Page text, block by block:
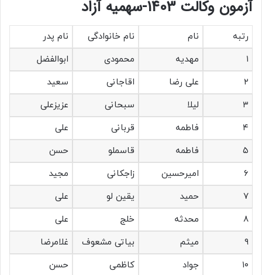
آزمون وکالت 1403-سهمیه آزاد
رتبه نام نام خانوادگی
نام پدر
۱
مهدیه محمودی
ابوالفضل
۲
علی رضا اقاجانی
سعید
۳
لیلا سبحانی
عزیزعلی
۴
فاطمه قربانی
علی
۵
فاطمه قاسملو
حسن
۶
امیرحسین زاجکانی
مجید
۷
حمید یقین لو
علی
۸
محدثه خلج
علی
۹
میثم بیاتی مشعوف
غلامرضا
۱۰
جواد کاظمی
حسن